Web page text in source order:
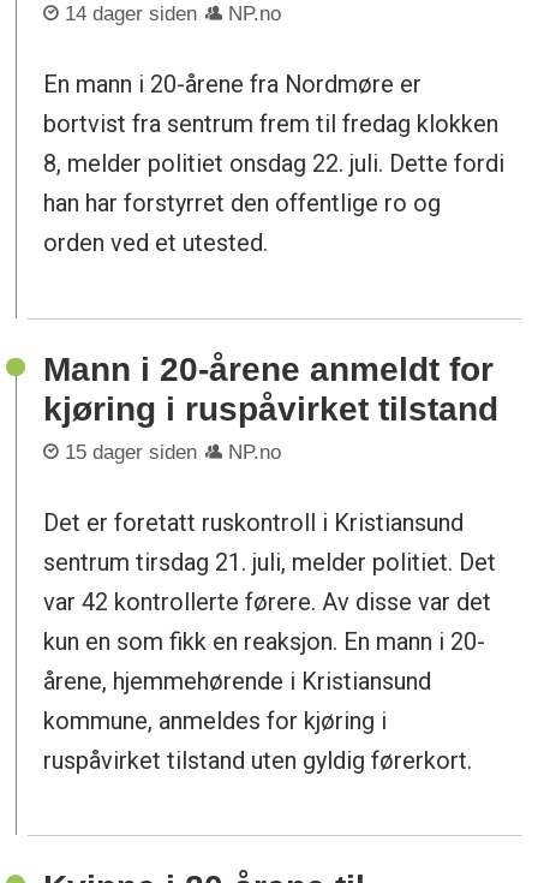
14 dager siden NP.no
En mann i 20-årene fra Nordmøre er
bortvist fra sentrum frem til fredag klokken
8, melder politiet onsdag 22. juli. Dette fordi
han har forstyrret den offentlige ro og
orden ved et utested.
Mann i 20-årene anmeldt for
kjøring i ruspåvirket tilstand
15 dager siden NP.no
Det er foretatt ruskontroll i Kristiansund
sentrum tirsdag 21. juli, melder politiet. Det
var 42 kontrollerte førere. Av disse var det
kun en som fikk en reaksjon. En mann i 20-
årene, hjemmehørende i Kristiansund
kommune, anmeldes for kjøring i
ruspåvirket tilstand uten gyldig førerkort.